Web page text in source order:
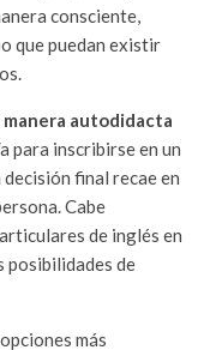
consciente,
que puedan existir
autodidacta
para inscribirse en un
final recae en
Cabe
de inglés en
posibilidades de
más